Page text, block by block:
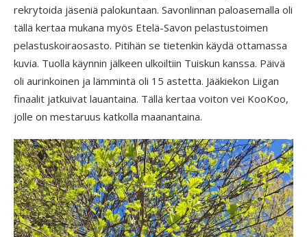
rekrytoida jäseniä palokuntaan. Savonlinnan paloasemalla oli
tällä kertaa mukana myös Etelä-Savon pelastustoimen
pelastuskoiraosasto. Pitihän se tietenkin käydä ottamassa
kuvia. Tuolla käynnin jälkeen ulkoiltiin Tuiskun kanssa. Päivä
oli aurinkoinen ja lämmintä oli 15 astetta. Jääkiekon Liigan
finaalit jatkuivat lauantaina. Tällä kertaa voiton vei KooKoo,
jolle on mestaruus katkolla maanantaina.